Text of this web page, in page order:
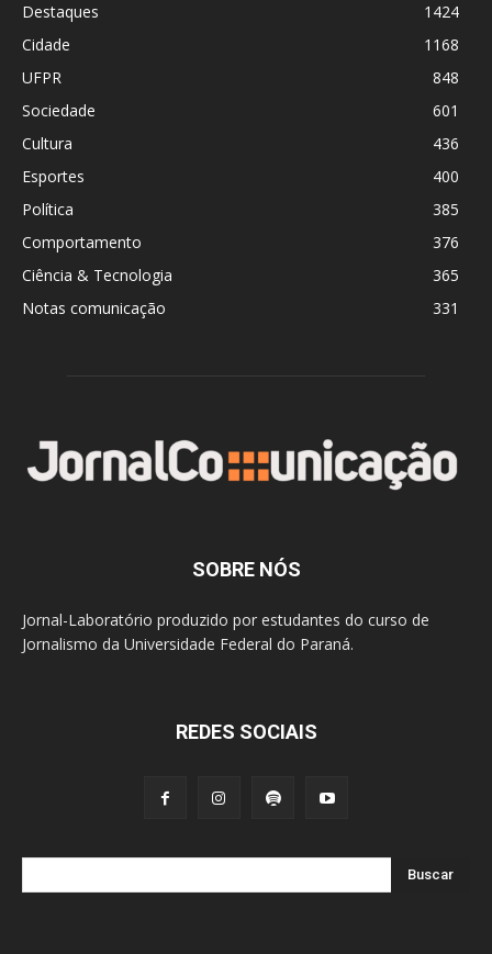
Destaques
1424
Cidade
1168
UFPR
848
Sociedade
601
Cultura
436
Esportes
400
Política
385
Comportamento
376
Ciência & Tecnologia
365
Notas comunicação
331
SOBRE NÓS
Jornal-Laboratório produzido por estudantes do curso de
Jornalismo da Universidade Federal do Paraná.
REDES SOCIAIS
Buscar